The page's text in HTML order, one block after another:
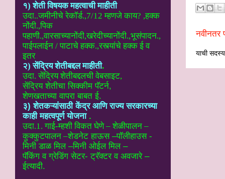
नवीनतर
याची
१) शेती विषयक महत्वाची माहीती
उदा..जमीनीचे रेकॉर्ड.,7/12 म्हणजे काय? ,हक्क
नोंदी.,पिक
पहाणी.,वारसाच्यानोंदी,खरेदीच्यानोंदी.,भूसंपादन.,
पाईपलाईन / पाटाचे हक्क.,रस्त्यांचे हक्क ईव
इतर
२) सेंद्रिय शेतीबद्दल माहीती.
उदा. सेंद्रिय शेतीबद्दलची वेबसाइट,
सेंद्रिय शेतीचा सिक्कीम पॅटर्न,
शेणखताच्या वापरा बाबत ई.
३) शेतकऱ्यांसाठी केंद्र आणि राज्य सरकारच्या
काही महत्वपूर्ण योजना.
उदा.1. गाई-म्हशी विकत घेणे – शेळीपालन –
कुक्कुटपालन –शेडनेट हाऊस –पॉलीहाउस -
मिनी डाळ मिल –मिनी ओईल मिल –
पॅकिंग व ग्रेडिंग सेटर- ट्रॅक्टर व अवजारे –
ईत्यादी.